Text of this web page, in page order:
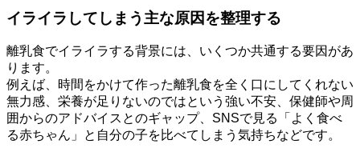
イライラしてしまう主な原因を整理する
離乳食でイライラする背景には、いくつか共通する要因があ
ります。
例えば、時間をかけて作った離乳食を全く口にしてくれない
無力感、栄養が足りないのではという強い不安、保健師や周
囲からのアドバイスとのギャップ、SNSで見る「よく食べ
る赤ちゃん」と自分の子を比べてしまう気持ちなどです。